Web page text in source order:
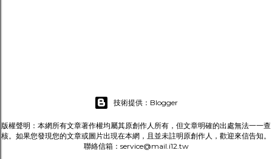
技術提供：Blogger
版權聲明：本網所有文章著作權均屬其原創作人所有，但文章明確的出處無法一一查
核。如果您發現您的文章或圖片出現在本網，且並未註明原創作人，歡迎來信告知。
聯絡信箱：service@mail.i12.tw